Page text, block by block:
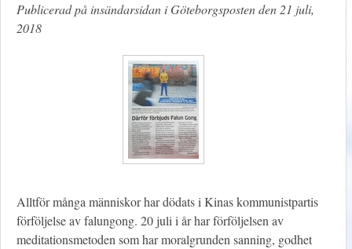
Publicerad på insändarsidan i Göteborgsposten den 21 juli,
2018
Alltför många människor har dödats i Kinas kommunistpartis
förföljelse av falungong. 20 juli i år har förföljelsen av
meditationsmetoden som har moralgrunden sanning, godhet